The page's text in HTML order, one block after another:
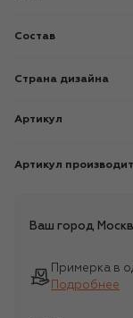
Состав
Страна дизайна
Артикул
Артикул
Ваш город
Примерка в
Подробнее